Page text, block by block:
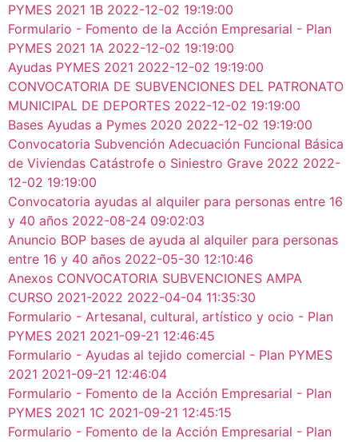
PYMES 2021 1B 2022-12-02 19:19:00
Formulario - Fomento de la Acción Empresarial - Plan
PYMES 2021 1A 2022-12-02 19:19:00
Ayudas PYMES 2021 2022-12-02 19:19:00
CONVOCATORIA DE SUBVENCIONES DEL PATRONATO
MUNICIPAL DE DEPORTES 2022-12-02 19:19:00
Bases Ayudas a Pymes 2020 2022-12-02 19:19:00
Convocatoria Subvención Adecuación Funcional Básica
de Viviendas Catástrofe o Siniestro Grave 2022 2022-
12-02 19:19:00
Convocatoria ayudas al alquiler para personas entre 16
y 40 años 2022-08-24 09:02:03
Anuncio BOP bases de ayuda al alquiler para personas
entre 16 y 40 años 2022-05-30 12:10:46
Anexos CONVOCATORIA SUBVENCIONES AMPA
CURSO 2021-2022 2022-04-04 11:35:30
Formulario - Artesanal, cultural, artístico y ocio - Plan
PYMES 2021 2021-09-21 12:46:45
Formulario - Ayudas al tejido comercial - Plan PYMES
2021 2021-09-21 12:46:04
Formulario - Fomento de la Acción Empresarial - Plan
PYMES 2021 1C 2021-09-21 12:45:15
Formulario - Fomento de la Acción Empresarial - Plan